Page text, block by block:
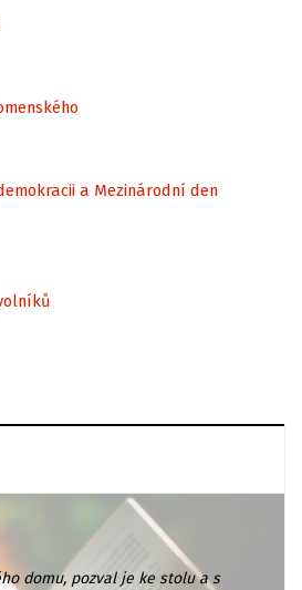
a Mezinárodní den
domu, pozval je ke stolu a s